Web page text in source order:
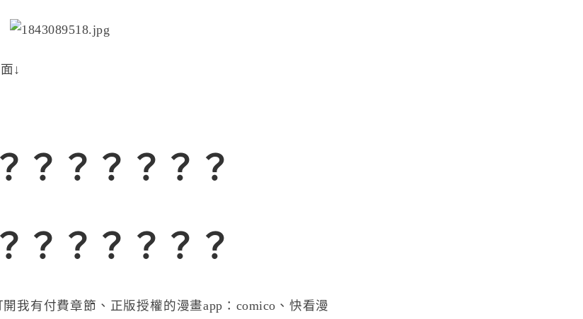
↓
？？？？？？
？？？？？？
我有付費章節、正版授權的漫畫app：comico、快看漫